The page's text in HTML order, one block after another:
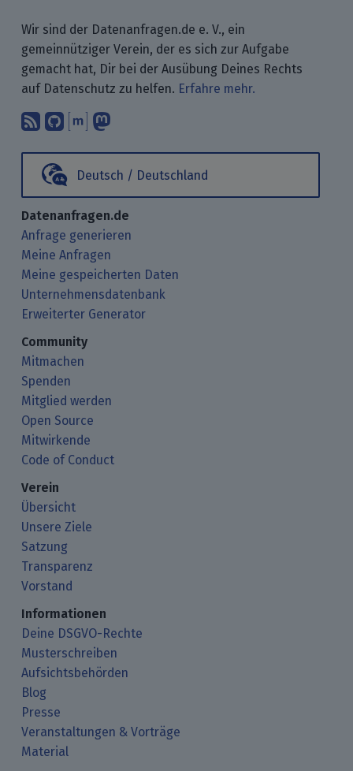
Wir sind der Datenanfragen.de e. V., ein
gemeinnütziger Verein, der es sich zur Aufgabe
gemacht hat, Dir bei der Ausübung Deines Rechts
auf Datenschutz zu helfen. Erfahre mehr.
Abonniere unsere Blogbeiträge mit
Finde uns bei GitHub.
Unterhalte Dich mit uns über
Deutsch / Deutschland
Datenanfragen.de
Anfrage generieren
Meine Anfragen
Meine gespeicherten Daten
Unternehmensdatenbank
Erweiterter Generator
Community
Mitmachen
Spenden
Mitglied werden
Open Source
Mitwirkende
Code of Conduct
Verein
Übersicht
Unsere Ziele
Satzung
Transparenz
Vorstand
Informationen
Deine DSGVO-Rechte
Musterschreiben
Aufsichtsbehörden
Blog
Presse
Veranstaltungen & Vorträge
Material